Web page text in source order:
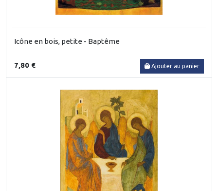
Icône en bois, petite - Baptême
7,80 € Ajouter au panier